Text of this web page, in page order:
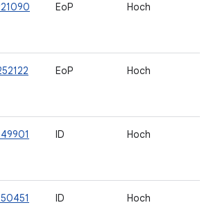
EoP Hoch
EoP Hoch
ID Hoch
ID Hoch